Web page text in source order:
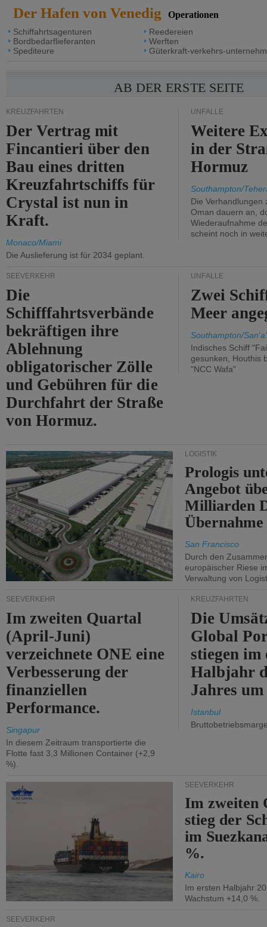
Der Hafen von Venedig Operationen
Schiffahrtsagenturen
Reedereien
Bordbedarflieferanten
Werften
Spediteure
Güterkraft-verkehrs-
AB DER ERSTE SEITE
KREUZFAHRTEN
Der Vertrag mit
Fincantieri über den
Bau eines dritten
Kreuzfahrtschiffs für
Crystal ist nun in
Kraft.
Monaco/Miami
Die Auslieferung ist für 2034 geplant.
UNFÄLLE
Weitere
in der
Hormuz
Southampton/
Die Verhandlungen
Oman dauern an,
Wiederaufnahme
scheint noch in
SEEVERKEHR
Die
Schifffahrtsverbände
bekräftigen ihre
Ablehnung
obligatorischer Zölle
und Gebühren für die
Durchfahrt der Straße
von Hormuz.
UNFÄLLE
Zwei
Meer
Southampton/
Indisches Schiff
gesunken, Houthis
"NCC Wafa"
LOGISTIK
Prologis
Angebot
Milliarden
Übernahme
San Francisco
Durch den
europäischer Riese
Verwaltung von
SEEVERKEHR
Im zweiten Quartal
(April-Juni)
verzeichnete ONE eine
Verbesserung der
finanziellen
Performance.
Singapur
In diesem Zeitraum transportierte die
Flotte fast 3,3 Millionen Container (+2,9
%).
KREUZFAHRTEN
Die
Global
stiegen im
Halbjahr
Jahres
Istanbul
SEEVERKEHR
Im zweiten
stieg der
im
%.
Kairo
Im ersten Halbjahr
Wachstum +14,0 %.
SEEVERKEHR